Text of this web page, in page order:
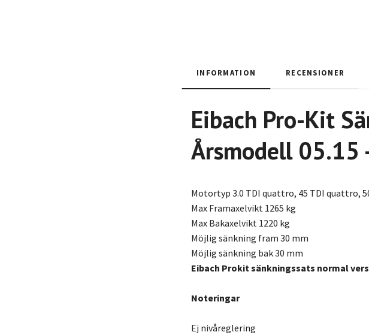
INFORMATION RECENSIONER
Eibach Pro-Kit
Årsmodell
Motortyp 3.0 TDI quattro, 45 TDI quattro,
Max Framaxelvikt 1265 kg
Max Bakaxelvikt 1220 kg
Möjlig sänkning fram 30 mm
Möjlig sänkning bak 30 mm
Eibach Prokit sänkningssats normal
Noteringar
Ej nivåreglering